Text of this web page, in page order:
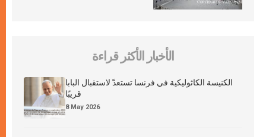
الأخبار الأكثر قراءة
الكنيسة الكاثوليكية في فرنسا تستعدّ لاستقبال البابا
قريبًا
8 May 2026